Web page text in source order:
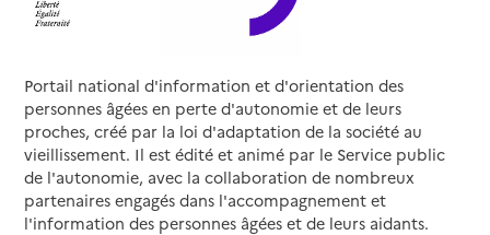
Portail national d'information et d'orientation des
personnes âgées en perte d'autonomie et de leurs
proches, créé par la loi d'adaptation de la société au
vieillissement. Il est édité et animé par le Service public
de l'autonomie, avec la collaboration de nombreux
partenaires engagés dans l'accompagnement et
l'information des personnes âgées et de leurs aidants.